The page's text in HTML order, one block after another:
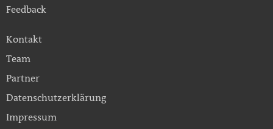
Feedback
Kontakt
Team
Partner
Datenschutzerklärung
Impressum